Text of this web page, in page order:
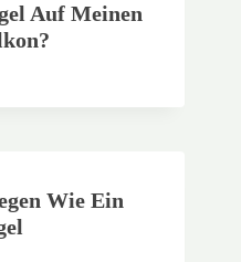
Auf Meinen
Wie Ein